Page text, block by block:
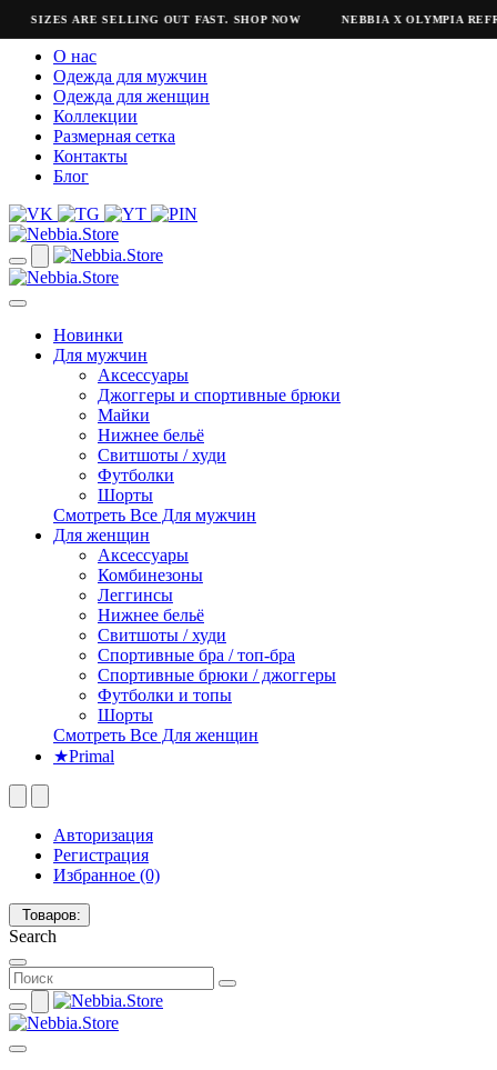
SIZES ARE SELLING OUT FAST. SHOP NOW NEBBIA X OLYMPIA
О нас
Одежда для мужчин
Одежда для женщин
Коллекции
Размерная сетка
Контакты
Блог
Новинки
Для мужчин
Аксессуары
Джоггеры и спортивные брюки
Майки
Нижнее бельё
Свитшоты / худи
Футболки
Шорты
Смотреть Все Для мужчин
Для женщин
Аксессуары
Комбинезоны
Леггинсы
Нижнее бельё
Свитшоты / худи
Спортивные бра / топ-бра
Спортивные брюки / джоггеры
Футболки и топы
Шорты
Смотреть Все Для женщин
★Primal
Авторизация
Регистрация
Избранное (0)
Товаров:
Search